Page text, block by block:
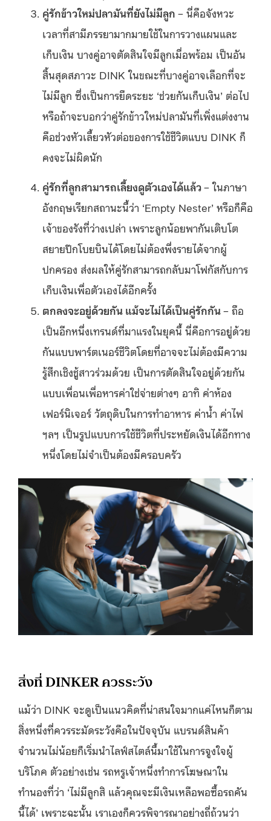
คู่รักข้าวใหม่ปลามันที่ยังไม่มีลูก – นี่คือจังหวะ
เวลาที่สามีภรรยามากมายใช้ในการวางแผนและ
เก็บเงิน บางคู่อาจตัดสินใจมีลูกเมื่อพร้อม เป็นอัน
สิ้นสุดสภาวะ DINK ในขณะที่บางคู่อาจเลือกที่จะ
ไม่มีลูก ซึ่งเป็นการยืดระยะ ‘ช่วยกันเก็บเงิน’ ต่อไป
หรือถ้าจะบอกว่าคู่รักข้าวใหม่ปลามันที่เพิ่งแต่งงาน
คือช่วงหัวเลี้ยวหัวต่อของการใช้ชีวิตแบบ DINK ก็
คงจะไม่ผิดนัก
คู่รักที่ลูกสามารถเลี้ยงดูตัวเองได้แล้ว– ในภาษา
อังกฤษเรียกสถานะนี้ว่า ‘Empty Nester’ หรือก็คือ
เจ้าของรังที่ว่างเปล่า เพราะลูกน้อยพากันเติบโต
สยายปีกโบยบินได้โดยไม่ต้องพึ่งรายได้จากผู้
ปกครอง ส่งผลให้คู่รักสามารถกลับมาโฟกัสกับการ
เก็บเงินเพื่อตัวเองได้อีกครั้ง
ตกลงจะอยู่ด้วยกัน แม้จะไม่ได้เป็นคู่รักกัน– ถือ
เป็นอีกหนึ่งเทรนด์ที่มาแรงในยุคนี้ นี่คือการอยู่ด้วย
กันแบบพาร์ตเนอร์ชีวิตโดยที่อาจจะไม่ต้องมีความ
รู้สึกเชิงชู้สาวร่วมด้วย เป็นการตัดสินใจอยู่ด้วยกัน
แบบเพื่อนเพื่อหารค่าใช่จ่ายต่างๆ อาทิ ค่าห้อง
เฟอร์นิเจอร์ วัตถุดิบในการทำอาหาร ค่าน้ำ ค่าไฟ
ฯลฯ เป็นรูปแบบการใช้ชีวิตที่ประหยัดเงินได้อีกทาง
หนึ่งโดยไม่จำเป็นต้องมีครอบครัว
สิ่งที่ DINKER ควรระวัง
แม้ว่า DINK จะดูเป็นแนวคิดที่น่าสนใจมากแค่ไหนก็ตาม
สิ่งหนึ่งที่ควรระมัดระวังคือในปัจจุบัน แบรนด์สินค้า
จำนวนไม่น้อยก็เริ่มนำไลฟ์สไตล์นี้มาใช้ในการจูงใจผู้
บริโภค ตัวอย่างเช่น รถหรูเจ้าหนึ่งทำการโฆษณาใน
ทำนองที่ว่า ‘ไม่มีลูกสิ แล้วคุณจะมีเงินเหลือพอซื้อรถคัน
นี้ได้’ เพราะฉะนั้น เราเองก็ควรพิจารณาอย่างถี่ถ้วนว่า